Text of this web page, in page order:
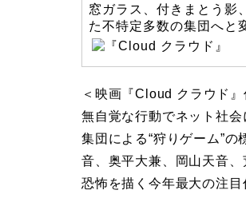
窓ガラス、付きまとう
た不特定多数の集団へと
＜映画『Cloud クラウド』
無自覚な行動でネット社
集団による“狩りゲーム”
音、奥平大兼、岡山天音
恐怖を描く今年最大の注目